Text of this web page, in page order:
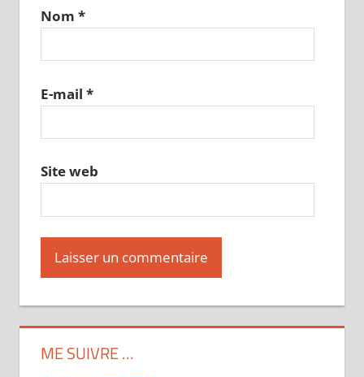
Nom *
E-mail *
Site web
ME SUIVRE …